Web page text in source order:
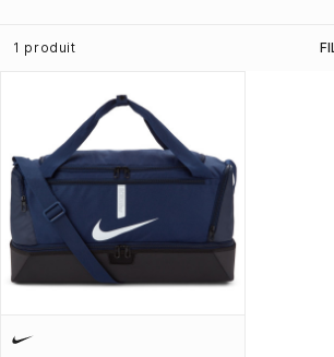
1 produit